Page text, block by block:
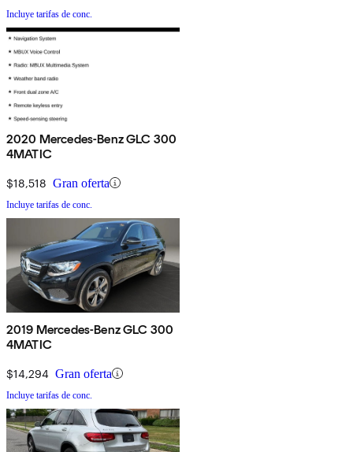
Incluye tarifas de conc.
2020 Mercedes-Benz GLC 300
4MATIC
$18,518 Gran oferta
Incluye tarifas de conc.
2019 Mercedes-Benz GLC 300
4MATIC
$14,294 Gran oferta
Incluye tarifas de conc.